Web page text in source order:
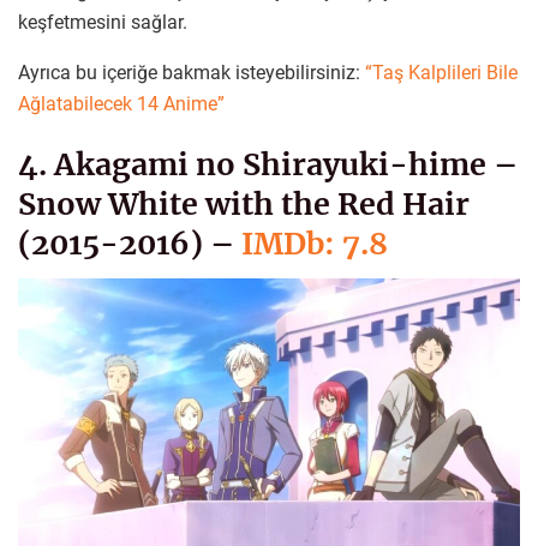
keşfetmesini sağlar.
Ayrıca bu içeriğe bakmak isteyebilirsiniz: “Taş Kalplileri Bile
Ağlatabilecek 14 Anime”
4. Akagami no Shirayuki-hime –
Snow White with the Red Hair
(2015-2016) – IMDb: 7.8